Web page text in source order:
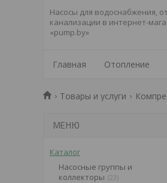
Насосы для водоснабжения,
канализации в интернет-
«pump.by»
Главная Отопление
Товары и услуги
Каталог
Насосные группы и
коллекторы 23